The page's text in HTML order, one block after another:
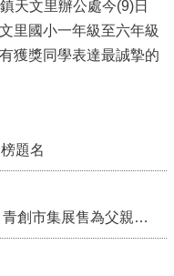
里國小一年級至六年級
獲獎同學表達最誠摯的
題名
3對3戰鬥陀螺團體賽決戰銅鑼灣 青創市集展售為父親節增添繽紛